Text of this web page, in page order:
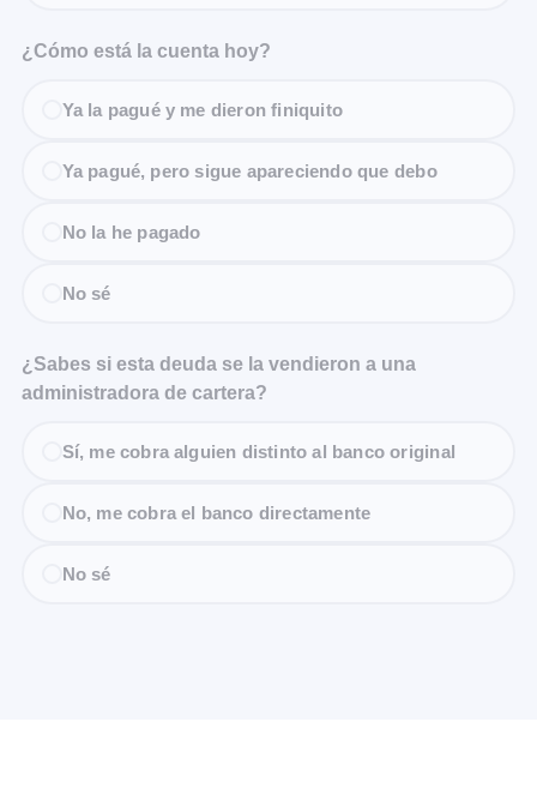
¿Cómo está la cuenta hoy?
Ya la pagué y me dieron finiquito
Ya pagué, pero sigue apareciendo que debo
No la he pagado
No sé
¿Sabes si esta deuda se la vendieron a una
administradora de cartera?
Sí, me cobra alguien distinto al banco original
No, me cobra el banco directamente
No sé